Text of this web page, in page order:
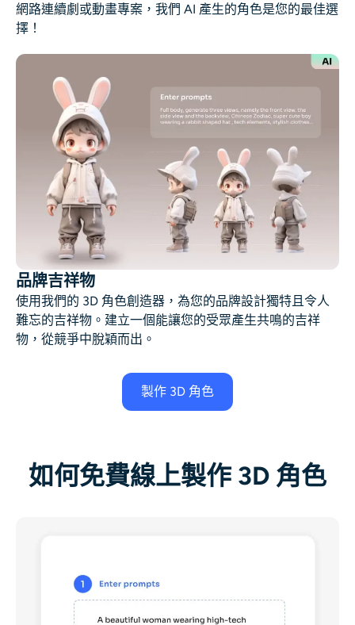
網路連續劇或動畫專案，我們 AI 產生的角色是您的最佳選
擇！
品牌吉祥物
使用我們的 3D 角色創造器，為您的品牌設計獨特且令人
難忘的吉祥物。建立一個能讓您的受眾產生共鳴的吉祥
物，從競爭中脫穎而出。
製作 3D 角色
如何免費線上製作 3D 角色